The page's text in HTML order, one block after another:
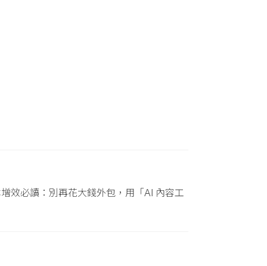
效必讀：別再花大錢外包，用「AI 內容工